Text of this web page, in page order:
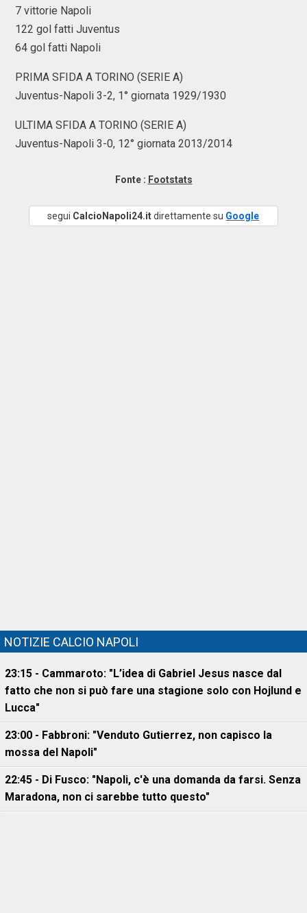
7 vittorie Napoli
122 gol fatti Juventus
64 gol fatti Napoli
PRIMA SFIDA A TORINO (SERIE A)
Juventus-Napoli 3-2, 1° giornata 1929/1930
ULTIMA SFIDA A TORINO (SERIE A)
Juventus-Napoli 3-0, 12° giornata 2013/2014
Fonte : Footstats
segui CalcioNapoli24.itdirettamente su Google
NOTIZIE CALCIO NAPOLI
23:15 - Cammaroto: "L’idea di Gabriel Jesus nasce dal
fatto che non si può fare una stagione solo con Hojlund e
Lucca"
23:00 - Fabbroni: "Venduto Gutierrez, non capisco la
mossa del Napoli"
22:45 - Di Fusco: "Napoli, c'è una domanda da farsi. Senza
Maradona, non ci sarebbe tutto questo"